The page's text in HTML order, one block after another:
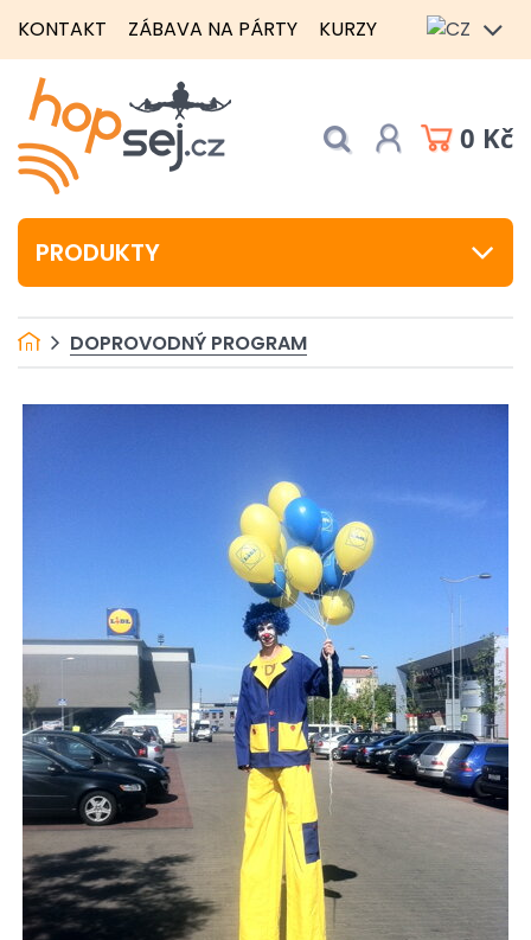
KONTAKT ZÁBAVA NA PÁRTY KURZY
0 Kč
PRODUKTY
DOPROVODNÝ PROGRAM